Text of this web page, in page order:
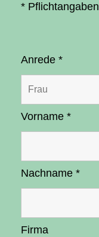
* Pflichtangaben
Anrede *
Vorname *
Nachname *
Firma